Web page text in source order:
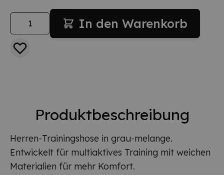
Menge In den Warenkorb
Produktbeschreibung
Herren-Trainingshose in grau-melange.
Entwickelt für multiaktives Training mit weichen
Materialien für mehr Komfort.